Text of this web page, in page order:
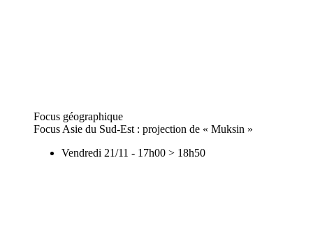
Focus géographique
Focus Asie du Sud-Est : projection de « Muksin »
Vendredi 21/11 - 17h00 > 18h50